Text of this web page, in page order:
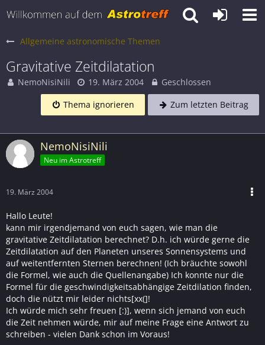
Allgemeine astronomische Themen
Gravitative Zeitdilatation
NemoNisiNili 19. März 2004
Geschlossen
Thema ignorieren
Zum letzten Beitrag
NemoNisiNili
Neu im Astrotreff
19. März 2004
Hallo Leute!
kann mir irgendjemand von euch sagen, wie man die
gravitative Zeitdilatation berechnet? D.h. ich würde gerne die
Zeitdilatation auf den Planeten unseres Sonnensystems und
auf weitentfernten Sternen berechnen! (Ich bräuchte sowohl
die Formel, wie auch die Quellenangabe) Ich konnte nur die
Formel für die geschwindigkeitsabhängige Zeitdilation finden,
doch die nützt mir leider nichts[xx(]!
Ich würde mich sehr freuen [:)], wenn sich jemand von euch
die Zeit nehmen würde, mir auf meine Frage eine Antwort zu
schreiben - vielen Dank schon im Voraus!